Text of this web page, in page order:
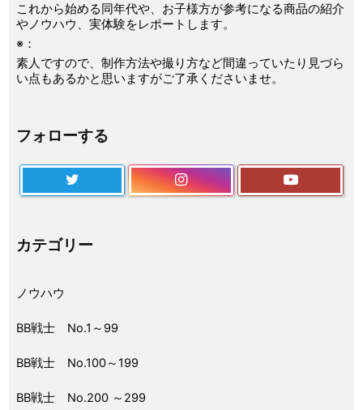
これから始める同年代や、お子様方が参考になる商品の紹介
やノウハウ、実体験をレポートします。
※：
素人ですので、制作方法や撮り方など間違っていたり見づら
い点もあるかと思いますがご了承くださいませ。
フォローする
カテゴリー
ノウハウ
BB戦士 No.1～99
BB戦士 No.100～199
BB戦士 No.200 ～299